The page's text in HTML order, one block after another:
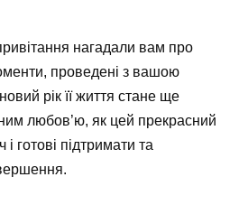
нагадали вам про
проведені з вашою
рік її життя стане ще
любов’ю, як цей прекрасний
готові підтримати та